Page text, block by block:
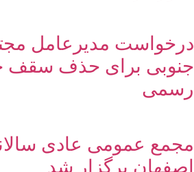
درخواست مدیرعامل
جنوبی برای حذف سقف
رسمی
مجمع عمومی عادی
اصفهان برگزار شد